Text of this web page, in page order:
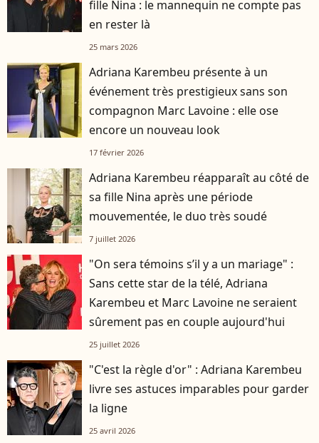
fille Nina : le mannequin ne compte pas
en rester là
25 mars 2026
Adriana Karembeu présente à un
événement très prestigieux sans son
compagnon Marc Lavoine : elle ose
encore un nouveau look
17 février 2026
Adriana Karembeu réapparaît au côté de
sa fille Nina après une période
mouvementée, le duo très soudé
7 juillet 2026
"On sera témoins s’il y a un mariage" :
Sans cette star de la télé, Adriana
Karembeu et Marc Lavoine ne seraient
sûrement pas en couple aujourd'hui
25 juillet 2026
"C'est la règle d'or" : Adriana Karembeu
livre ses astuces imparables pour garder
la ligne
25 avril 2026